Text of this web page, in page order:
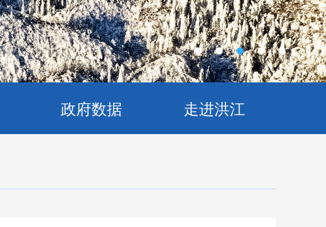
政府数据 走进洪江